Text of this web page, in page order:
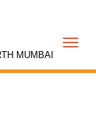
MUMBAI